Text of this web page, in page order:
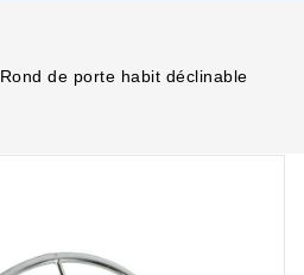
Rond de porte habit déclinable